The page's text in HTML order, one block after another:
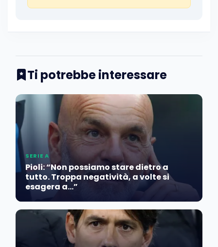
Ti potrebbe interessare
SERIE A
Pioli: “Non possiamo stare dietro a
tutto. Troppa negatività, a volte si
esagera a…”